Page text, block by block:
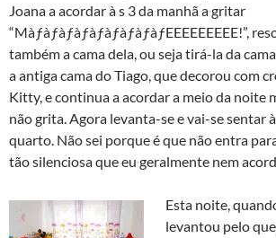
Joana a acordar à s 3 da manhã a gritar
“MàƒàƒàƒàƒàƒàƒàƒàƒàƒEEEEEEEEE!”,
também a cama dela, ou seja tirá-la da
a antiga cama do Tiago, que decorou com
Kitty, e continua a acordar a meio da noite
não grita. Agora levanta-se e vai-se sentar
quarto. Não sei porque é que não entra
tão silenciosa que eu geralmente nem
Esta noite,
levantou pelo